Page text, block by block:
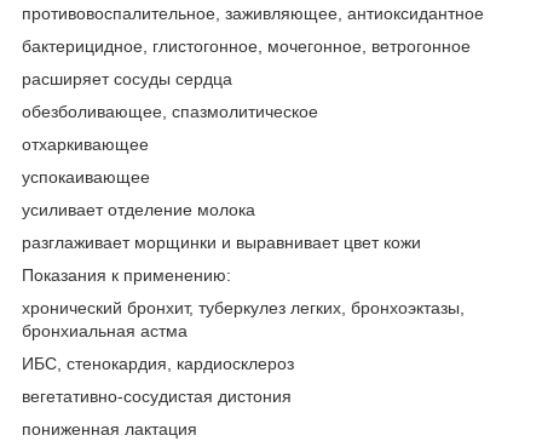
противовоспалительное, заживляющее, антиоксидантное
бактерицидное, глистогонное, мочегонное, ветрогонное
расширяет сосуды сердца
обезболивающее, спазмолитическое
отхаркивающее
успокаивающее
усиливает отделение молока
разглаживает морщинки и выравнивает цвет кожи
Показания к применению:
хронический бронхит, туберкулез легких, бронхоэктазы,
бронхиальная астма
ИБС, стенокардия, кардиосклероз
вегетативно-сосудистая дистония
пониженная лактация